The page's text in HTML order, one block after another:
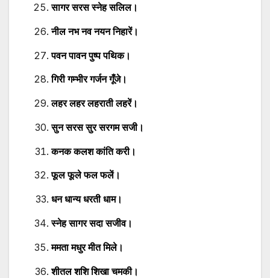
सागर सरस स्नेह सलिल।
नील नभ नव नयन निहारें।
पवन पावन पुष्प पथिक।
गिरी गम्भीर गर्जन गूँजे।
लहर लहर लहराती लहरें।
सुन सरस सुर सरगम सजी।
कनक कलश कांति करी।
फूल फूले फल फलें।
धन धान्य धरती धाम।
स्नेह सागर सदा सजीव।
ममता मधुर मीत मिले।
शीतल शशि शिखा चमकी।